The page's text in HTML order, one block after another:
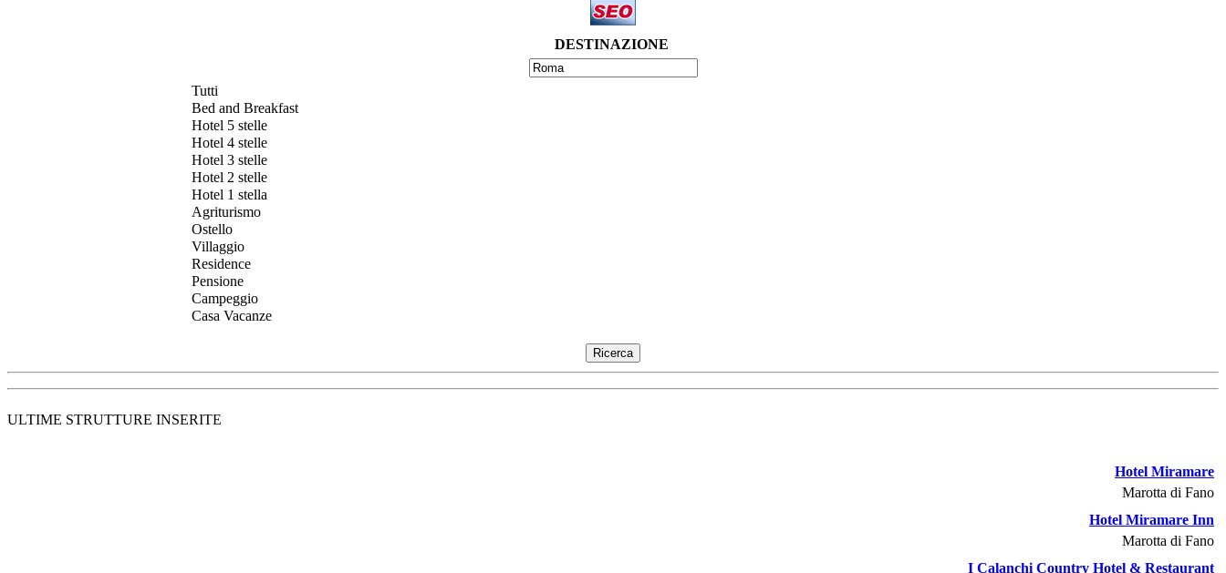
DESTINAZIONE
Tutti
Bed and Breakfast
Hotel 5 stelle
Hotel 4 stelle
Hotel 3 stelle
Hotel 2 stelle
Hotel 1 stella
Agriturismo
Ostello
Villaggio
Residence
Pensione
Campeggio
Casa Vacanze
ULTIME STRUTTURE INSERITE
Hotel Miramare
Marotta di Fano
Hotel Miramare Inn
Marotta di Fano
I Calanchi Country Hotel & Restaurant